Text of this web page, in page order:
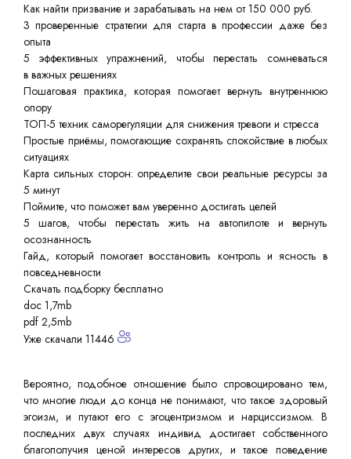
Как найти призвание и зарабатывать на нем от 150 000 руб.
3 проверенные стратегии для старта в профессии даже без
опыта
5 эффективных упражнений, чтобы перестать сомневаться
в важных решениях
Пошаговая практика, которая помогает вернуть внутреннюю
опору
ТОП-5 техник саморегуляции для снижения тревоги и стресса
Простые приёмы, помогающие сохранять спокойствие в любых
ситуациях
Карта сильных сторон: определите свои реальные ресурсы за
5 минут
Поймите, что поможет вам уверенно достигать целей
5 шагов, чтобы перестать жить на автопилоте и вернуть
осознанность
Гайд, который помогает восстановить контроль и ясность в
повседневности
Скачать подборку бесплатно
doc 1,7mb
pdf 2,5mb
Уже скачали 11446
Вероятно, подобное отношение было спровоцировано тем,
что многие люди до конца не понимают, что такое здоровый
эгоизм, и путают его с эгоцентризмом и нарциссизмом. В
последних двух случаях индивид достигает собственного
благополучия ценой интересов других, и такое поведение